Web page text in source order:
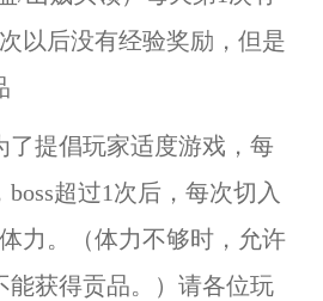
以后没有经验奖励，但是
了提倡玩家适度游戏，每
超过1次后，每次切入
力。（体力不够时，允许
能获得贡品。）请各位玩